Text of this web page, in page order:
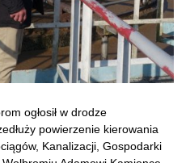
ogłosił w drodze
powierzenie kierowania
Kanalizacji, Gospodarki